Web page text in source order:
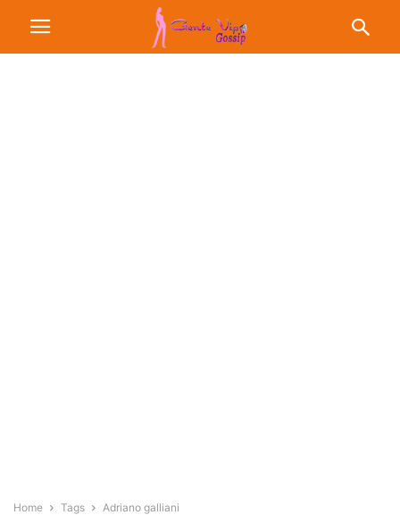
Home Tags Adriano galliani